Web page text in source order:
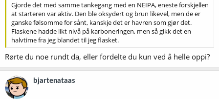
Gjorde det med samme tankegang med en NEIPA, eneste forskjellen
at starteren var aktiv. Den ble oksydert og brun likevel, men de er
ganske følsomme for sånt, kanskje det er havren som gjør det.
Flaskene hadde likt nivå på karboneringen, men så gikk det en
halvtime fra jeg blandet til jeg flasket.
Rørte du noe rundt da, eller fordelte du kun ved å helle oppi?
bjartenataas